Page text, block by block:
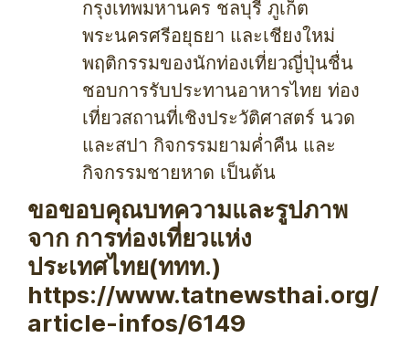
กรุงเทพมหานคร ชลบุรี ภูเก็ต
พระนครศรีอยุธยา และเชียงใหม่
พฤติกรรมของนักท่องเที่ยวญี่ปุ่นชื่น
ชอบการรับประทานอาหารไทย ท่อง
เที่ยวสถานที่เชิงประวัติศาสตร์ นวด
และสปา กิจกรรมยามค่ำคืน และ
กิจกรรมชายหาด เป็นต้น
ขอขอบคุณบทความและรูปภาพ
จาก การท่องเที่ยวแห่ง
ประเทศไทย(ททท.)
https://www.tatnewsthai.org/
article-infos/6149